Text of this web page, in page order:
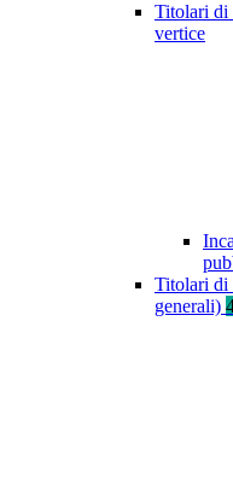
Titolari di
vertice
Titolari di
generali)